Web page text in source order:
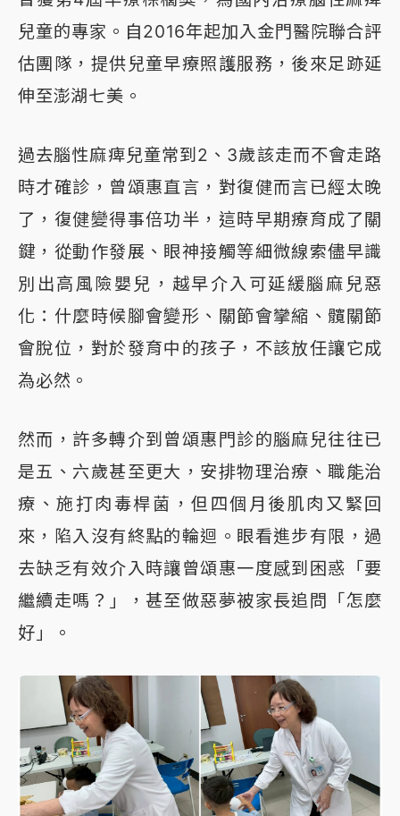
兒童的專家。自2016年起加入金門醫院聯合評
估團隊，提供兒童早療照護服務，後來足跡延
伸至澎湖七美。
過去腦性麻痺兒童常到2、3歲該走而不會走路
時才確診，曾頌惠直言，對復健而言已經太晚
了，復健變得事倍功半，這時早期療育成了關
鍵，從動作發展、眼神接觸等細微線索儘早識
別出高風險嬰兒，越早介入可延緩腦麻兒惡
化：什麼時候腳會變形、關節會攣縮、髖關節
會脫位，對於發育中的孩子，不該放任讓它成
為必然。
然而，許多轉介到曾頌惠門診的腦麻兒往往已
是五、六歲甚至更大，安排物理治療、職能治
療、施打肉毒桿菌，但四個月後肌肉又緊回
來，陷入沒有終點的輪迴。眼看進步有限，過
去缺乏有效介入時讓曾頌惠一度感到困惑「要
繼續走嗎？」，甚至做惡夢被家長追問「怎麼
好」。